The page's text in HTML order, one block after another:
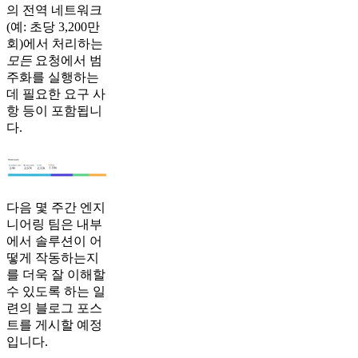
의 전역 네트워크
(예: 초당 3,200만
회)에서 처리하는
모든 요청에서 범
주화를 실행하는
데 필요한 요구 사
항 등이 포함됩니
다.
다음 몇 주간 엔지
니어링 팀은 내부
에서 솔루션이 어
떻게 작동하는지
를 더욱 잘 이해할
수 있도록 하는 일
련의 블로그 포스
트를 게시할 예정
입니다.